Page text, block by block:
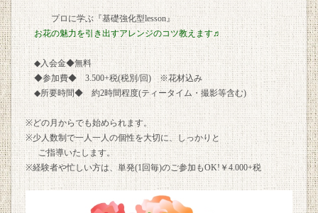
プロに学ぶ『基礎強化型lesson』
お花の魅力を引き出すアレンジのコツ教えます♬
◆入会金◆無料
◆参加費◆ 3.500+税(税別/回) ※花材込み
◆所要時間◆ 約2時間程度(ティータイム・撮影等含む)
※どの月からでも始められます。
※少人数制で一人一人の個性を大切に、しっかりと
ご指導いたします。
※経験者や忙しい方は、単発(1回毎)のご参加もOK!￥4.000+税